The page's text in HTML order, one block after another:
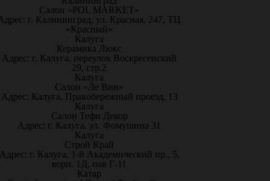
Салон «POL MARKET»
г. Калининград, ул. Красная, 247, ТЦ
«Красный»
Калуга
Керамика Люкс
Адрес: г. Калуга, переулок Воскресенский
29, стр.2
Калуга
Салон «Ле Вин»
Адрес: Калуга, Правобережный проезд, 13
Калуга
Салон Тефи Декор
Адрес: г. Калуга, ул. Фомушина 31
Калуга
Строй Край
г. Калуга, 1-й Академический пр., 5,
корп. 1Д, пав Г-11
Катар